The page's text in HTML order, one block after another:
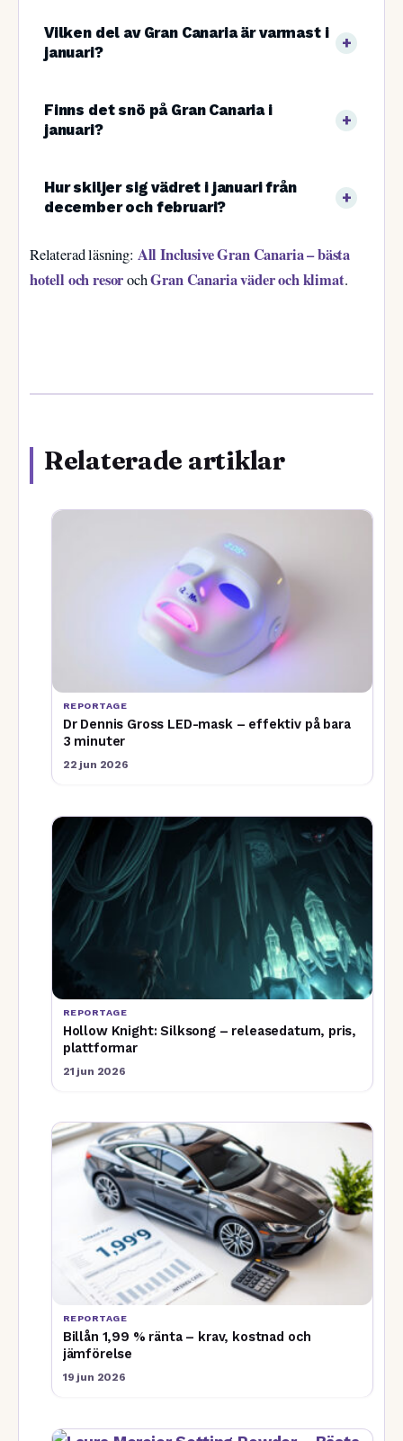
Vilken del av Gran Canaria är varmast i
januari?
Finns det snö på Gran Canaria i
januari?
Hur skiljer sig vädret i januari från
december och februari?
Relaterad läsning: All Inclusive Gran Canaria – bästa
hotell och resorochGran Canaria väder och klimat.
Relaterade artiklar
REPORTAGE
Dr Dennis Gross LED-mask – effektiv på bara
3 minuter
22 jun 2026
REPORTAGE
Hollow Knight: Silksong – releasedatum, pris,
plattformar
21 jun 2026
REPORTAGE
Billån 1,99 % ränta – krav, kostnad och
jämförelse
19 jun 2026